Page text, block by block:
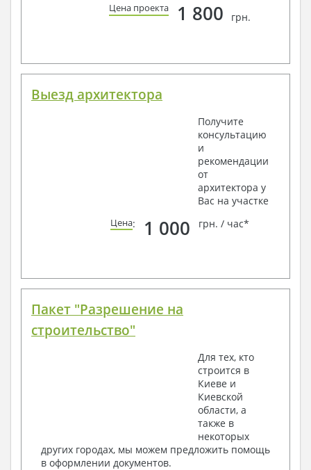
Цена проекта 1 800 грн.
Выезд архитектора
Получите
консультацию
и
рекомендации
от
архитектора у
Вас на участке
Цена: 1 000 грн. / час*
Пакет "Разрешение на
строительство"
Для тех, кто
строится в
Киеве и
Киевской
области, а
также в
некоторых
других городах, мы можем предложить помощь
в оформлении документов.